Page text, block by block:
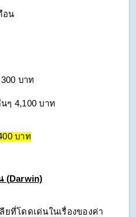
อน
บาท
ๆ 4,100 บาท
บาท
(Darwin)
ยที่โดดเด่นในเรื่องของค่า